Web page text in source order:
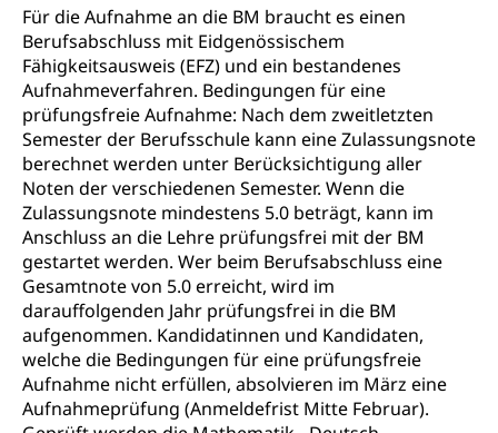
Für die Aufnahme an die BM braucht es einen
Berufsabschluss mit Eidgenössischem
Fähigkeitsausweis (EFZ) und ein bestandenes
Aufnahmeverfahren. Bedingungen für eine
prüfungsfreie Aufnahme: Nach dem zweitletzten
Semester der Berufsschule kann eine Zulassungsnote
berechnet werden unter Berücksichtigung aller
Noten der verschiedenen Semester. Wenn die
Zulassungsnote mindestens 5.0 beträgt, kann im
Anschluss an die Lehre prüfungsfrei mit der BM
gestartet werden. Wer beim Berufsabschluss eine
Gesamtnote von 5.0 erreicht, wird im
darauffolgenden Jahr prüfungsfrei in die BM
aufgenommen. Kandidatinnen und Kandidaten,
welche die Bedingungen für eine prüfungsfreie
Aufnahme nicht erfüllen, absolvieren im März eine
Aufnahmeprüfung (Anmeldefrist Mitte Februar).